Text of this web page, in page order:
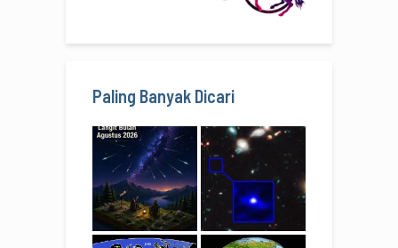
Paling Banyak Dicari